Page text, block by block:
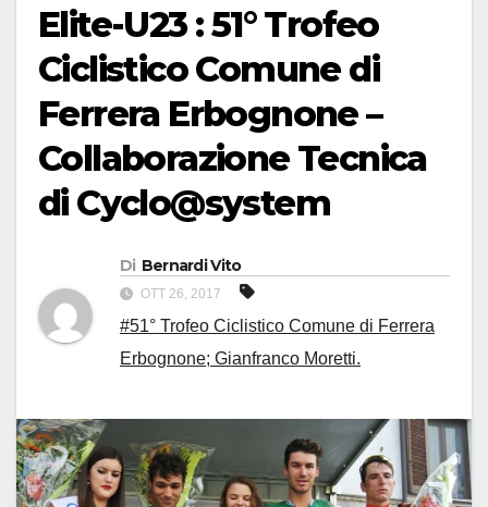
Elite-U23 : 51° Trofeo
Ciclistico Comune di
Ferrera Erbognone –
Collaborazione Tecnica
di Cyclo@system
Di Bernardi Vito
OTT 26, 2017
#51° Trofeo Ciclistico Comune di Ferrera
Erbognone; Gianfranco Moretti.